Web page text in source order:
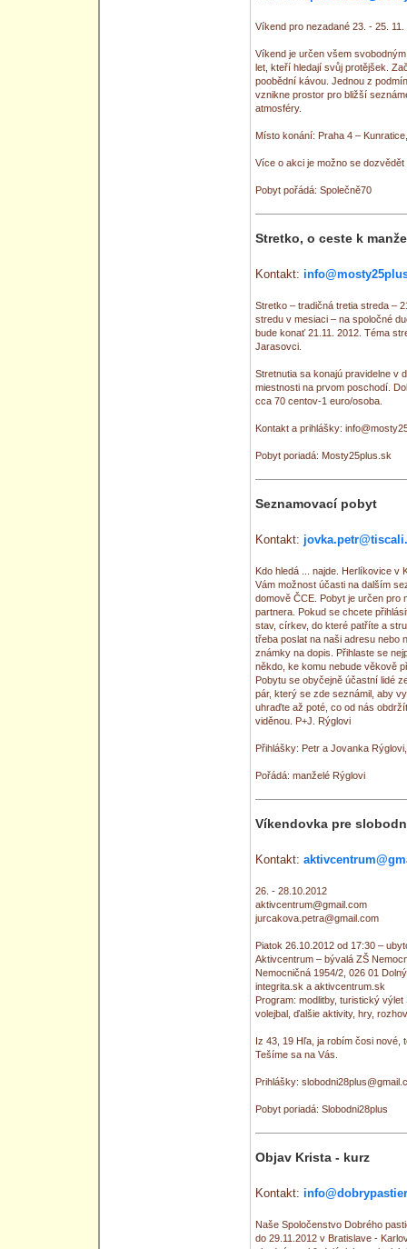
Víkend pro nezadané 23. - 25. 11.
Víkend je určen všem
let, kteří hledají svůj protějšek.
poobědní kávou. Jednou z
vznikne prostor pro bližší
atmosféry.
Místo konání: Praha 4 –
Více o akci je možno se
Pobyt pořádá: Společně70
Stretko, o ceste k
Kontakt:
Stretko – tradičná tretia streda –
stredu v mesiaci – na spoločné
bude konať 21.11. 2012. Téma
Jarasovci.
Stretnutia sa konajú pravidelne v
miestnosti na prvom poschodí.
cca 70 centov-1 euro/osoba.
Kontakt a prihlášky:
Pobyt poriadá: Mosty25plus.sk
Seznamovací pobyt
Kontakt:
Kdo hledá ... najde. Herlíkovice v
Vám možnost účasti na dalším
domově ČCE. Pobyt je určen
partnera. Pokud se chcete
stav, církev, do které patříte a
třeba poslat na naši adresu nebo
známky na dopis. Přihlaste se
někdo, ke komu nebude věkově
Pobytu se obyčejně účastní lidé
pár, který se zde seznámil, aby
uhraďte až poté, co od nás
viděnou. P+J. Rýglovi
Přihlášky: Petr a Jovanka
Pořádá: manželé Rýglovi
Víkendovka pre
Kontakt:
26. - 28.10.2012
aktivcentrum@gmail.com
jurcakova.petra@gmail.com
Piatok 26.10.2012 od 17:30 –
Aktivcentrum – bývalá ZŠ
Nemocničná 1954/2, 026 01
integrita.sk a aktivcentrum.sk
Program: modlitby, turistický
volejbal, ďalšie aktivity, hry,
Iz 43, 19 Hľa, ja robím čosi nové,
Tešíme sa na Vás.
Prihlášky:
Pobyt poriadá: Slobodni28plus
Objav Krista - kurz
Kontakt:
Naše Spoločenstvo Dobrého
do 29.11.2012 v Bratislave -